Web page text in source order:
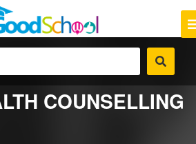
COUNSELLING